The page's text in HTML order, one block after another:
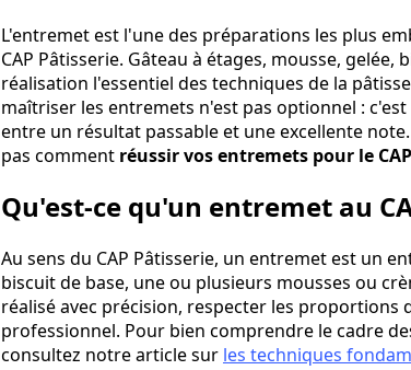
L'entremet est l'une des préparations les plus
CAP Pâtisserie. Gâteau à étages, mousse,
réalisation l'essentiel des techniques de la
maîtriser les entremets n'est pas optionnel :
entre un résultat passable et une excellente
pas comment réussir vos entremets pour le
Qu'est-ce qu'un entremet au
Au sens du CAP Pâtisserie, un entremet est un
biscuit de base, une ou plusieurs mousses ou
réalisé avec précision, respecter les
professionnel. Pour bien comprendre le cadre
consultez notre article sur les techniques